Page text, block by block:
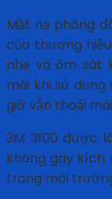
Mặt nạ phòng
của thương
nhẹ và ôm sát
mái khi sử
giờ vẫn thoải
3M 3100 được
không gây kích
trong môi